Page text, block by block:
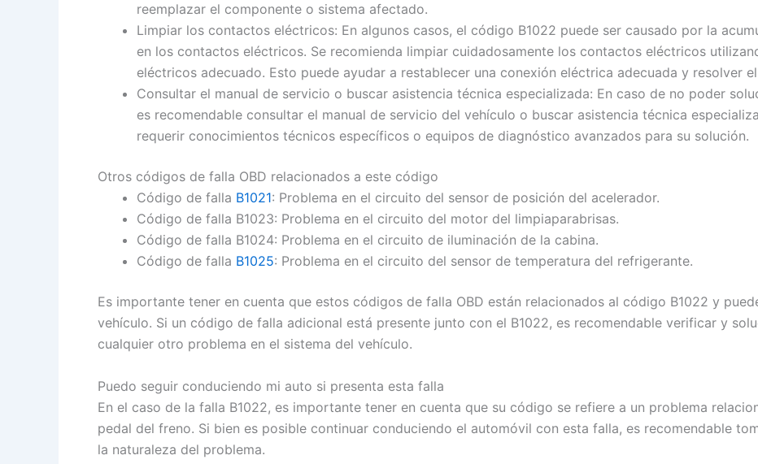
reemplazar el componente o sistema afectado.
Limpiar los contactos eléctricos: En algunos casos, el código B1022 puede ser causado por la
en los contactos eléctricos. Se recomienda limpiar cuidadosamente los contactos eléctricos
eléctricos adecuado. Esto puede ayudar a restablecer una conexión eléctrica adecuada y resolver
Consultar el manual de servicio o buscar asistencia técnica especializada: En caso de no poder
es recomendable consultar el manual de servicio del vehículo o buscar asistencia técnica
requerir conocimientos técnicos específicos o equipos de diagnóstico avanzados para su solución.
Otros códigos de falla OBD relacionados a este código
Código de falla B1021: Problema en el circuito del sensor de posición del acelerador.
Código de falla B1023: Problema en el circuito del motor del limpiaparabrisas.
Código de falla B1024: Problema en el circuito de iluminación de la cabina.
Código de falla B1025: Problema en el circuito del sensor de temperatura del refrigerante.
Es importante tener en cuenta que estos códigos de falla OBD están relacionados al código B1022 y
vehículo. Si un código de falla adicional está presente junto con el B1022, es recomendable verificar y
cualquier otro problema en el sistema del vehículo.
Puedo seguir conduciendo mi auto si presenta esta falla
En el caso de la falla B1022, es importante tener en cuenta que su código se refiere a un problema
pedal del freno. Si bien es posible continuar conduciendo el automóvil con esta falla, es recomendable
la naturaleza del problema.